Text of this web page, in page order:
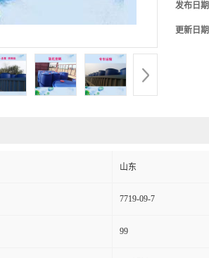
发布日期
更新日期
山东
7719-09-7
99